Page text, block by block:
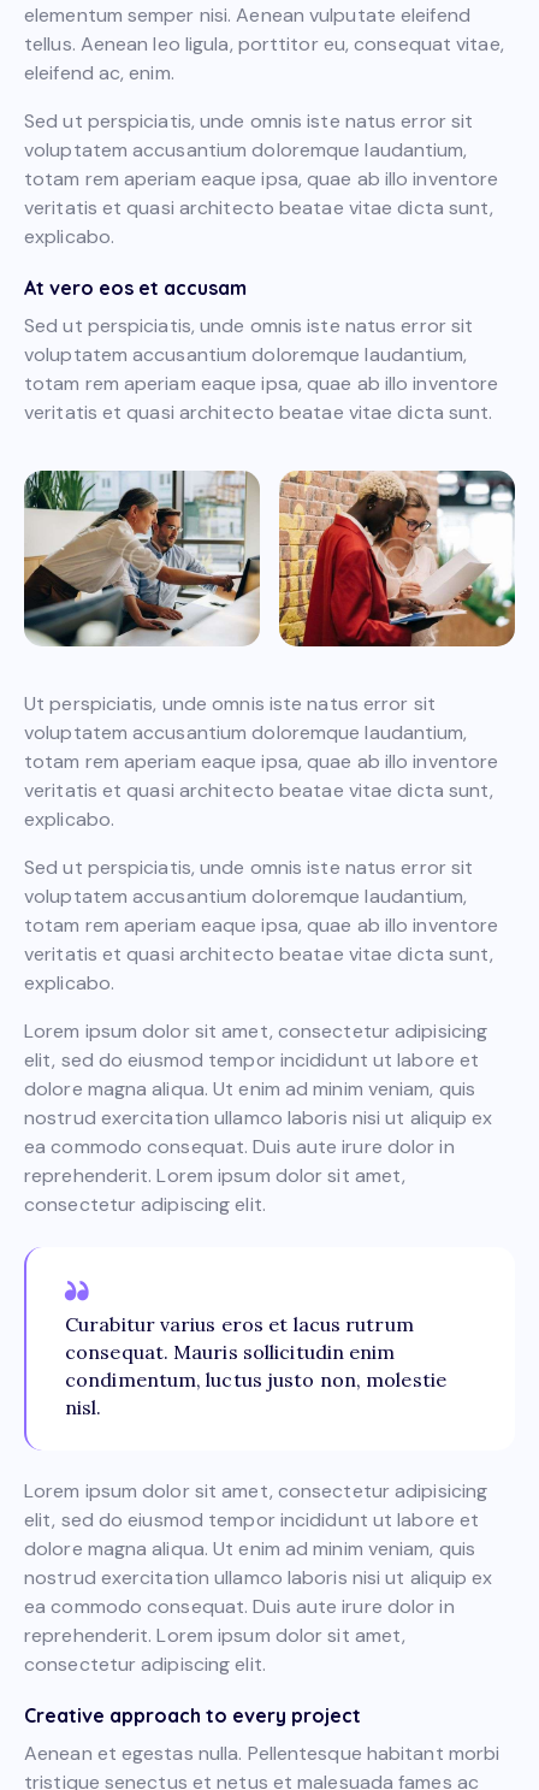
elementum semper nisi. Aenean vulputate eleifend
tellus. Aenean leo ligula, porttitor eu, consequat vitae,
eleifend ac, enim.
Sed ut perspiciatis, unde omnis iste natus error sit
voluptatem accusantium doloremque laudantium,
totam rem aperiam eaque ipsa, quae ab illo inventore
veritatis et quasi architecto beatae vitae dicta sunt,
explicabo.
At vero eos et accusam
Sed ut perspiciatis, unde omnis iste natus error sit
voluptatem accusantium doloremque laudantium,
totam rem aperiam eaque ipsa, quae ab illo inventore
veritatis et quasi architecto beatae vitae dicta sunt.
Ut perspiciatis, unde omnis iste natus error sit
voluptatem accusantium doloremque laudantium,
totam rem aperiam eaque ipsa, quae ab illo inventore
veritatis et quasi architecto beatae vitae dicta sunt,
explicabo.
Sed ut perspiciatis, unde omnis iste natus error sit
voluptatem accusantium doloremque laudantium,
totam rem aperiam eaque ipsa, quae ab illo inventore
veritatis et quasi architecto beatae vitae dicta sunt,
explicabo.
Lorem ipsum dolor sit amet, consectetur adipisicing
elit, sed do eiusmod tempor incididunt ut labore et
dolore magna aliqua. Ut enim ad minim veniam, quis
nostrud exercitation ullamco laboris nisi ut aliquip ex
ea commodo consequat. Duis aute irure dolor in
reprehenderit. Lorem ipsum dolor sit amet,
consectetur adipiscing elit.
Curabitur varius eros et lacus rutrum
consequat. Mauris sollicitudin enim
condimentum, luctus justo non, molestie
nisl.
Lorem ipsum dolor sit amet, consectetur adipisicing
elit, sed do eiusmod tempor incididunt ut labore et
dolore magna aliqua. Ut enim ad minim veniam, quis
nostrud exercitation ullamco laboris nisi ut aliquip ex
ea commodo consequat. Duis aute irure dolor in
reprehenderit. Lorem ipsum dolor sit amet,
consectetur adipiscing elit.
Creative approach to every project
Aenean et egestas nulla. Pellentesque habitant morbi
tristique senectus et netus et malesuada fames ac